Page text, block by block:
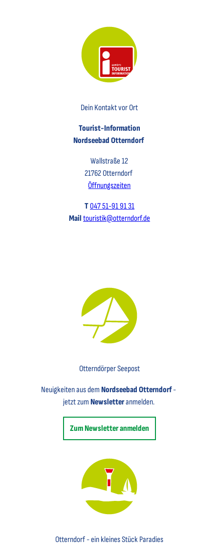
Dein Kontakt vor Ort
Tourist-Information
Nordseebad Otterndorf
Wallstraße 12
21762 Otterndorf
Öffnungszeiten
T047 51-91 91 31
Mail touristik@otterndorf.de
Otterndörper Seepost
Neuigkeiten aus demNordseebad Otterndorf-
jetzt zum Newsletteranmelden.
Zum Newsletter anmelden
Otterndorf - ein kleines Stück Paradies